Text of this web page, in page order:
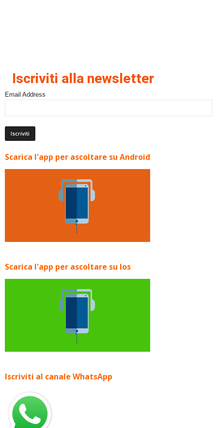
Iscriviti alla newsletter
Email Address
Scarica l'app per ascoltare su Android
Scarica l'app per ascoltare su Ios
Iscriviti al canale WhatsApp